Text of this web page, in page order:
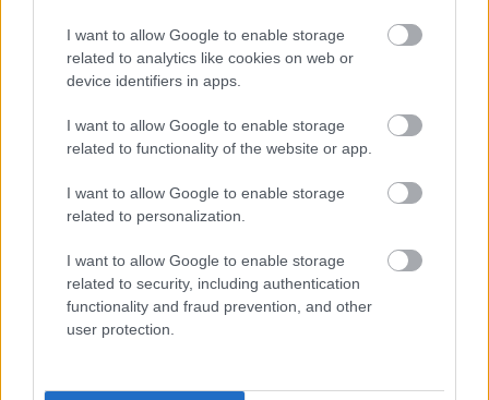
I want to allow Google to enable storage
related to analytics like cookies on web or
device identifiers in apps.
I want to allow Google to enable storage
related to functionality of the website or app.
I want to allow Google to enable storage
related to personalization.
I want to allow Google to enable storage
related to security, including authentication
functionality and fraud prevention, and other
user protection.
Ha ezt érzed evés után, a szervezeted fontos dologra
próbál figyelmeztetni